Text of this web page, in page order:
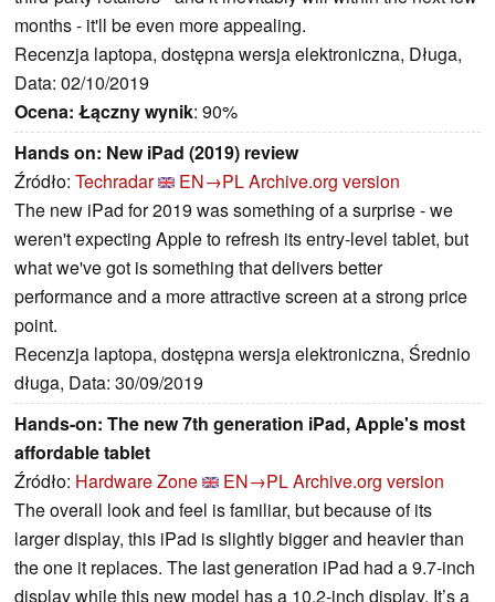
months - it'll be even more appealing.
Recenzja laptopa, dostępna wersja elektroniczna, Długa,
Data: 02/10/2019
Ocena: Łączny wynik: 90%
Hands on: New iPad (2019) review
Źródło: Techradar EN→PLArchive.org version
The new iPad for 2019 was something of a surprise - we
weren't expecting Apple to refresh its entry-level tablet, but
what we've got is something that delivers better
performance and a more attractive screen at a strong price
point.
Recenzja laptopa, dostępna wersja elektroniczna, Średnio
długa, Data: 30/09/2019
Hands-on: The new 7th generation iPad, Apple's most
affordable tablet
Źródło: Hardware Zone EN→PLArchive.org version
The overall look and feel is familiar, but because of its
larger display, this iPad is slightly bigger and heavier than
the one it replaces. The last generation iPad had a 9.7-inch
display while this new model has a 10.2-inch display. It’s a